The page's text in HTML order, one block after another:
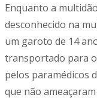
Enquanto a
desconhecido na
um garoto de 14
transportado para
pelos paramédicos
que não